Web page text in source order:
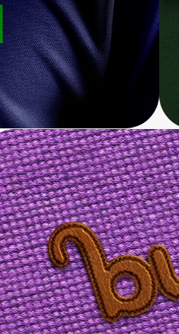
de Marca, Branding
Conforto feito para seu pet